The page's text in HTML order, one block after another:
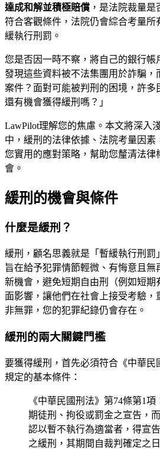
達成和解並積極賠償 ，是法院裁量
符合客觀條件，法院仍會綜合考量所
緩執行刑罰。
您是否因一時不察，將自己的銀行帳
發現這些資料被不法集團用於詐騙，
案件？面對可能被判刑的困境，許多
還有機會獲得緩刑嗎？」
LawPilot理解您的焦慮。本文將深入
中，緩刑的法律依據、法院考量因
您實用的應對策略，幫助您釐清法律
會。
緩刑的機會與條件
什麼是緩刑？
緩刑，顧名思義就是「暫緩執行刑罰
旨在給予犯罪情節輕微、有悔意且無
新機會，避免短期自由刑（例如短期
面影響，讓他們在社會上接受考驗，
非無罪，您的犯罪紀錄仍會存在。
緩刑的兩大關鍵門檻
要獲得緩刑，首先必須符合《中華民
規定的基本條件：
《中華民國刑法》第74條第1
期徒刑、拘役或罰金之宣告，
認以暫不執行為適當者，得宣
之緩刑，其期間自裁判確定之